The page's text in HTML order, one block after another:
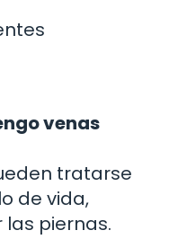
venas
tratarse
de vida,
piernas.